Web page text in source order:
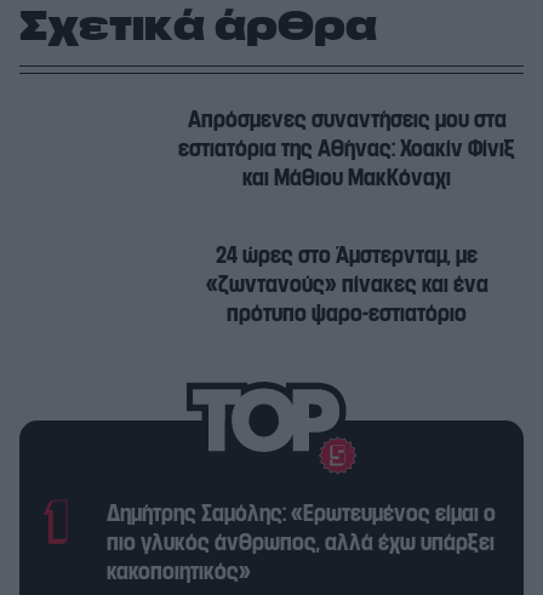
Σχετικά άρθρα
Απρόσμενες συναντήσεις μου στα
εστιατόρια της Αθήνας: Χοακίν Φίνιξ
και Μάθιου ΜακKόναχι
24 ώρες στο Άμστερνταμ, με
«ζωντανούς» πίνακες και ένα
πρότυπο ψαρο-εστιατόριο
Δημήτρης Σαμόλης: «Ερωτευμένος είμαι ο
πιο γλυκός άνθρωπος, αλλά έχω υπάρξει
κακοποιητικός»